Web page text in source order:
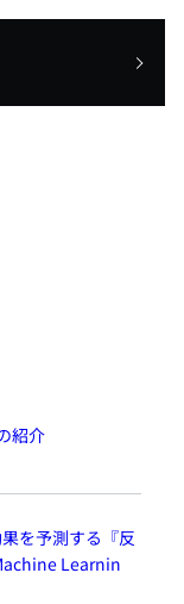
紹介
を予測する『反
Learnin